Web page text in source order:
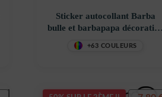
Sticker autocollant Barba
bulle et barbapapa
decostickerstore – UG9CQB
+63 COULEURS